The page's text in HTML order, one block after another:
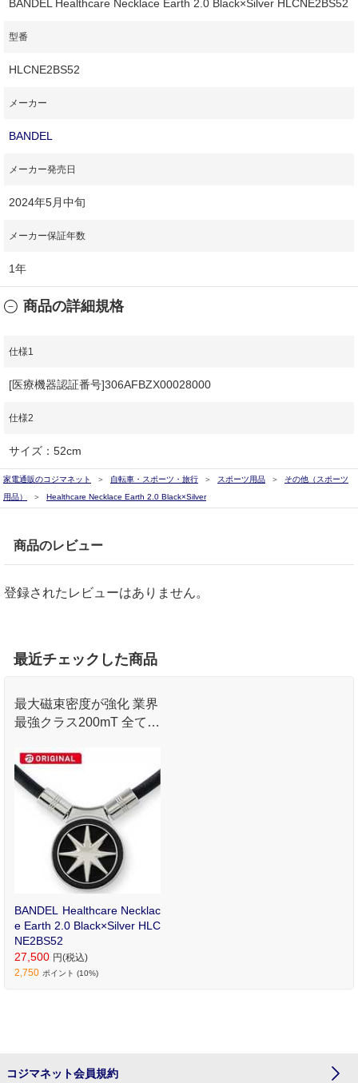
BANDEL Healthcare Necklace Earth 2.0 Black×Silver HLCNE2BS52
型番
HLCNE2BS52
メーカー
BANDEL
メーカー発売日
2024年5月中旬
メーカー保証年数
1年
商品の詳細規格
仕様1
[医療機器認証番号]306AFBZX00028000
仕様2
サイズ：52cm
家電通販のコジマネット 自転車・スポーツ・旅行 スポーツ用品
その他（スポーツ
用品）
Healthcare Necklace Earth 2.0 Black×Silver
商品のレビュー
登録されたレビューはありません。
最近チェックした商品
最大磁束密度が強化 業界
最強クラス200mT 全ての
AN MADEの技術 あらゆ
るパツが持つエッジやメ
ッキの精度が向上しまし
BANDEL Healthcare Necklac
e Earth 2.0 Black×Silver HLC
NE2BS52
27,500 円(税込)
2,750 ポイント (10%)
コジマネット会員規約